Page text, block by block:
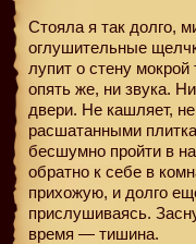
Стояла я так долго,
оглушительные
лупит о стену
опять же, ни звука.
двери. Не кашляет,
расшатанными
бесшумно пройти в
обратно к себе в
прихожую, и долго
прислушиваясь.
время — тишина.